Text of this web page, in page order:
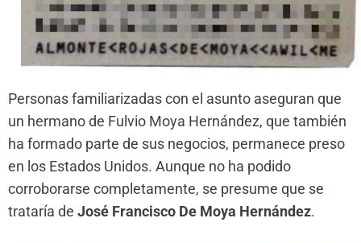
Personas familiarizadas con el asunto aseguran que
un hermano de Fulvio Moya Hernández, que también
ha formado parte de sus negocios, permanece preso
en los Estados Unidos. Aunque no ha podido
corroborarse completamente, se presume que se
trataría de José Francisco De Moya Hernández.